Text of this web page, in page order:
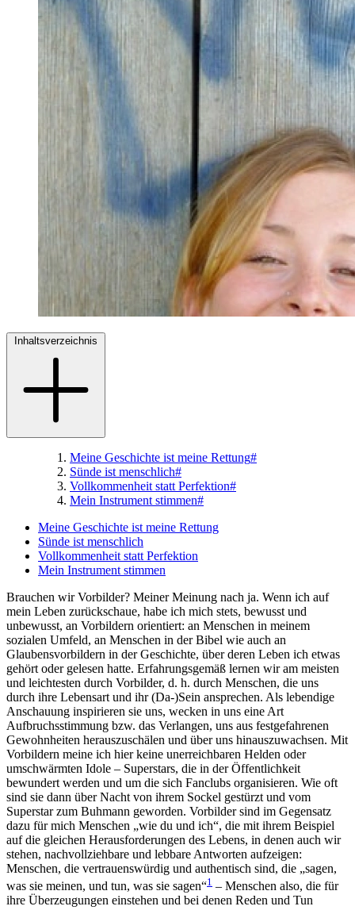
Inhaltsverzeichnis
Meine Geschichte ist meine Rettung#
Sünde ist menschlich#
Vollkommenheit statt Perfektion#
Mein Instrument stimmen#
Meine Geschichte ist meine Rettung
Sünde ist menschlich
Vollkommenheit statt Perfektion
Mein Instrument stimmen
Brauchen wir Vorbilder? Meiner Meinung nach ja. Wenn ich auf
mein Leben zurückschaue, habe ich mich stets, bewusst und
unbewusst, an Vorbildern orientiert: an Menschen in meinem
sozialen Umfeld, an Menschen in der Bibel wie auch an
Glaubensvorbildern in der Geschichte, über deren Leben ich etwas
gehört oder gelesen hatte. Erfahrungsgemäß lernen wir am meisten
und leichtesten durch Vorbilder, d. h. durch Menschen, die uns
durch ihre Lebensart und ihr (Da-)Sein ansprechen. Als lebendige
Anschauung inspirieren sie uns, wecken in uns eine Art
Aufbruchsstimmung bzw. das Verlangen, uns aus festgefahrenen
Gewohnheiten herauszuschälen und über uns hinauszuwachsen. Mit
Vorbildern meine ich hier keine unerreichbaren Helden oder
umschwärmten Idole – Superstars, die in der Öffentlichkeit
bewundert werden und um die sich Fanclubs organisieren. Wie oft
sind sie dann über Nacht von ihrem Sockel gestürzt und vom
Superstar zum Buhmann geworden. Vorbilder sind im Gegensatz
dazu für mich Menschen „wie du und ich“, die mit ihrem Beispiel
auf die gleichen Herausforderungen des Lebens, in denen auch wir
stehen, nachvollziehbare und lebbare Antworten aufzeigen:
Menschen, die vertrauenswürdig und authentisch sind, die „sagen,
was sie meinen, und tun, was sie sagen“1 – Menschen also, die für
ihre Überzeugungen einstehen und bei denen Reden und Tun